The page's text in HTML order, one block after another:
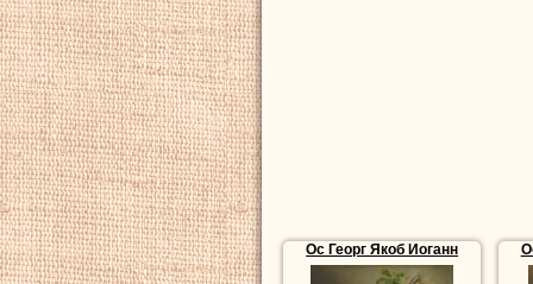
Ос Георг Якоб Иоганн